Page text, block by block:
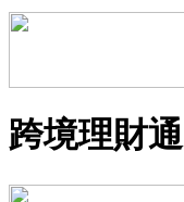
跨境理財通